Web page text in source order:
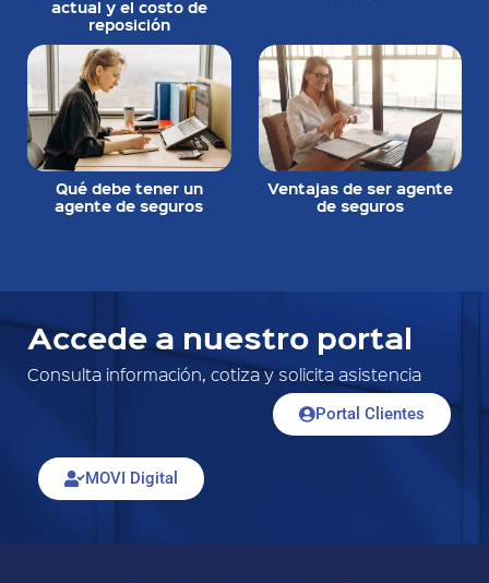
actual y el costo de
reposición
Qué debe tener un
agente de seguros
Ventajas de ser agente
de seguros
Accede a nuestro portal
Consulta información, cotiza y solicita asistencia
Portal Clientes
MOVI Digital